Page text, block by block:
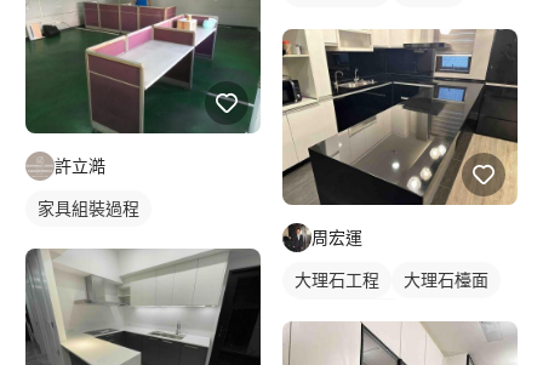
許立澔
家具組裝過程
周宏運
大理石工程
大理石檯面
石材檯面/物件